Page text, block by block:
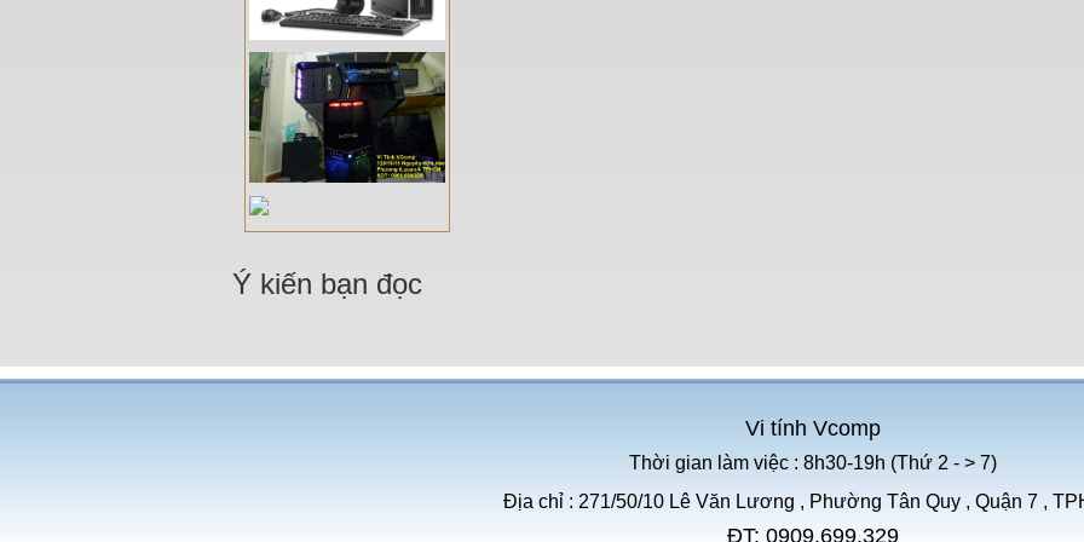
Ý kiến bạn đọc
Vi tính Vcomp
Thời gian làm việc : 8h30-19h (Thứ 2 - > 7)
Địa chỉ : 271/50/10 Lê Văn Lương , Phường Tân Quy , Quận 7 ,
ĐT: 0909.699.329